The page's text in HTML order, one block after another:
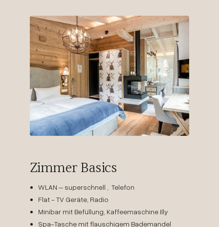
Zimmer Basics
WLAN – superschnell , Telefon
Flat - TV Geräte, Radio
Minibar mit Befüllung, Kaffeemaschine Illy
Spa-Tasche mit flauschigem Bademandel